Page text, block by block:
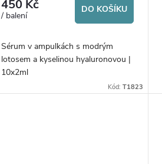
450 Kč
/ balení
DO KOŠÍKU
Sérum v ampulkách s modrým
lotosem a kyselinou hyaluronovou |
10x2ml
Kód:T1823